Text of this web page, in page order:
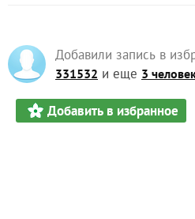
Добавили запись в
331532 и еще 3
Добавить в избранное